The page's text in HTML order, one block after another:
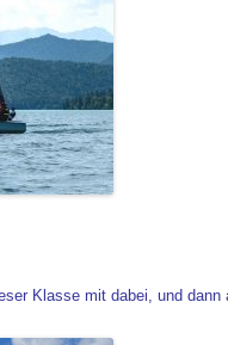
Klasse mit dabei, und